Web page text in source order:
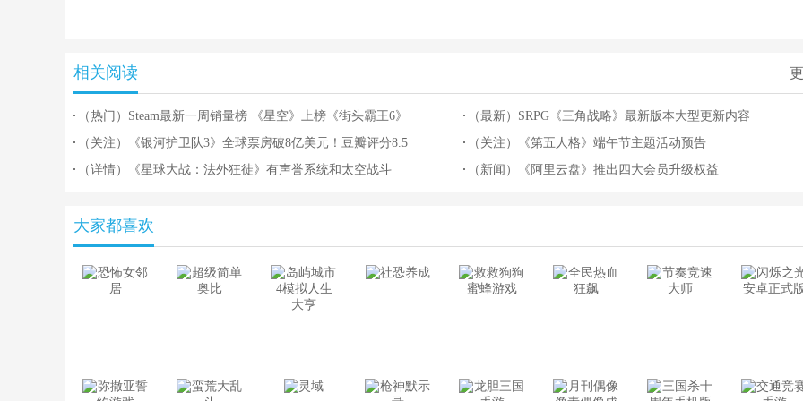
相关阅读
（热门）Steam最新一周销量榜 《星空》上榜《街头霸王6》
二连冠
（最新）SRPG《三角战略》最新版本大型更新内容
（关注）《银河护卫队3》全球票房破8亿美元！豆瓣评分8.5
分
（关注）《第五人格》端午节主题活动预告
（详情）《星球大战：法外狂徒》有声誉系统和太空战斗
（新闻）《阿里云盘》推出四大会员升级权益
大家都喜欢